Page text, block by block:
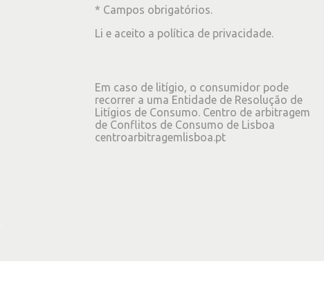
* Campos obrigatórios.
Li e aceito a política de privacidade.
Em caso de litígio, o consumidor pode
recorrer a uma Entidade de Resolução de
Litígios de Consumo. Centro de arbitragem
de Conflitos de Consumo de Lisboa
centroarbitragemlisboa.pt